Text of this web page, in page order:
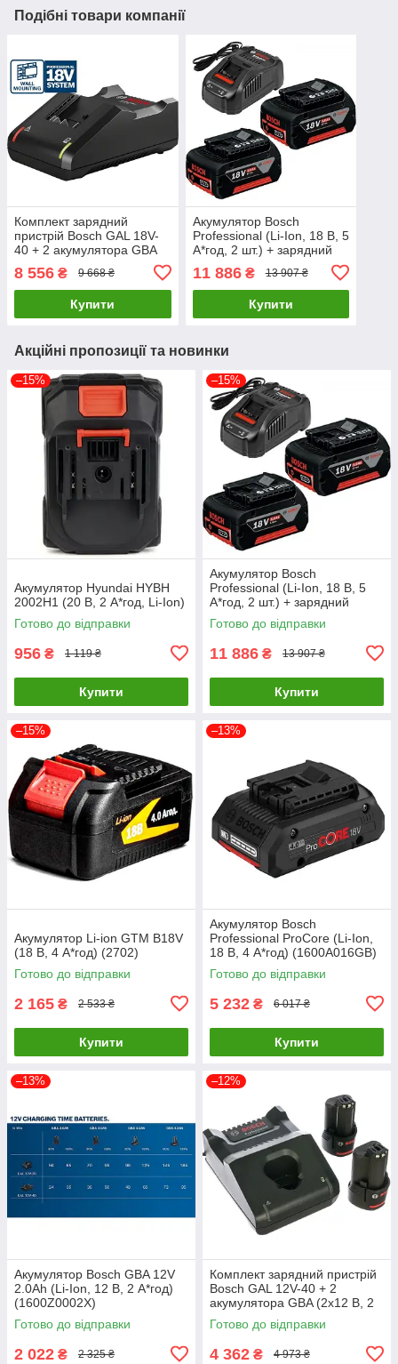
Подібні товари компанії
Комплект зарядний
пристрій Bosch GAL 18V-
40 + 2 акумулятора GBA
(1600A019S0)
8 556 ₴ 9 668 ₴
Купити
Акумулятор Bosch
Professional (Li-Ion, 18 В, 5
А*год, 2 шт.) + зарядний
пристрій Bosch GAL1880
CV (1600A00B8J)
11 886₴ 13 907 ₴
Купити
Акційні пропозиції та новинки
–15%
Акумулятор Hyundai HYBH
2002H1 (20 В, 2 А*год, Li-Ion)
Готово до відправки
956 ₴ 1 119 ₴
Купити
–15%
Акумулятор Bosch
Professional (Li-Ion, 18 В, 5
А*год, 2 шт.) + зарядний
пристрій Bosch GAL1880 CV
(1600A00B8J)
Готово до відправки
11 886 ₴ 13 907 ₴
Купити
–15%
Акумулятор Li-ion GTM B18V
(18 В, 4 А*год) (2702)
Готово до відправки
2 165 ₴ 2 533 ₴
Купити
–13%
Акумулятор Bosch
Professional ProCore (Li-Ion,
18 В, 4 А*год) (1600A016GB)
Готово до відправки
5 232 ₴ 6 017 ₴
Купити
–13%
Акумулятор Bosch GBA 12V
2.0Ah (Li-Ion, 12 В, 2 А*год)
(1600Z0002X)
Готово до відправки
2 022 ₴ 2 325 ₴
–12%
Комплект зарядний пристрій
Bosch GAL 12V-40 + 2
акумулятора GBA (2х12 В, 2
A*год) (1600A019R8)
Готово до відправки
4 362 ₴ 4 973 ₴